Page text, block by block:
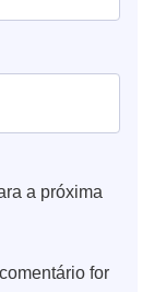
a próxima
for